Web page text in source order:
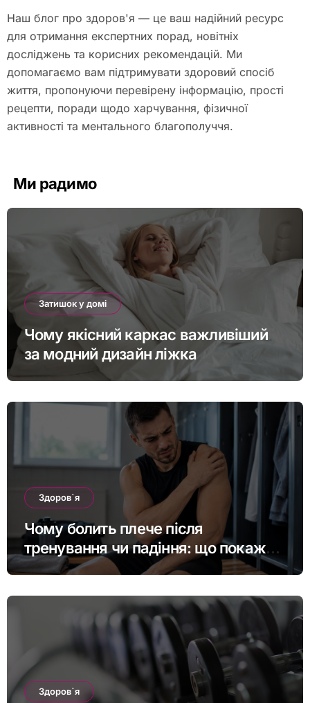
Наш блог про здоров'я — це ваш надійний ресурс
для отримання експертних порад, новітніх
досліджень та корисних рекомендацій. Ми
допомагаємо вам підтримувати здоровий спосіб
життя, пропонуючи перевірену інформацію, прості
рецепти, поради щодо харчування, фізичної
активності та ментального благополуччя.
Ми радимо
Затишок у домі
Чому якісний каркас важливіший
за модний дизайн ліжка
Здоров`я
Чому болить плече після
тренування чи падіння: що покаже
МРТ суглоба
Здоров`я